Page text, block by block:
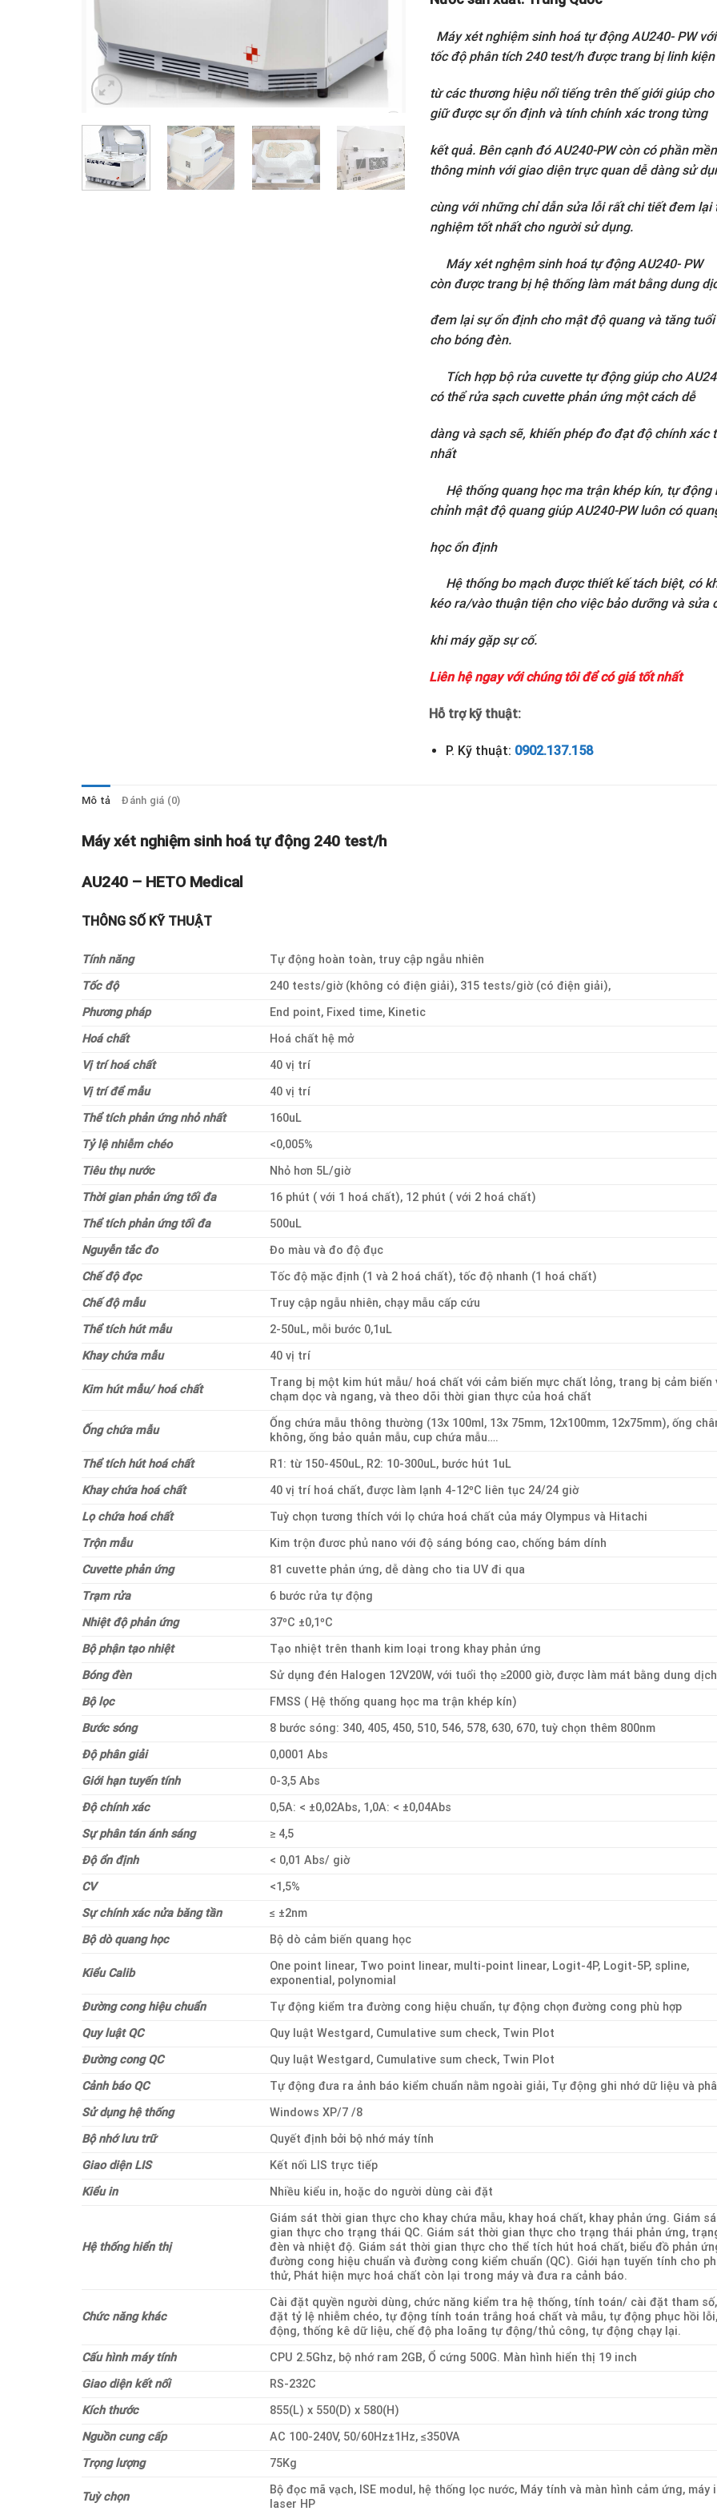
Máy xét nghiệm sinh hoá tự động AU240- PW với
tốc độ phân tích 240 test/h được trang bị linh kiện
từ các thương hiệu nổi tiếng trên thế giới giúp cho
giữ được sự ổn định và tính chính xác trong từng
kết quả. Bên cạnh đó AU240-PW còn có phần
thông minh với giao diện trực quan dễ dàng sử
cùng với những chỉ dẫn sửa lỗi rất chi tiết đem lại
nghiệm tốt nhất cho người sử dụng.
Máy xét nghệm sinh hoá tự động AU240- PW
còn được trang bị hệ thống làm mát bằng dung
đem lại sự ổn định cho mật độ quang và tăng tuổi
cho bóng đèn.
Tích hợp bộ rửa cuvette tự động giúp cho
có thể rửa sạch cuvette phản ứng một cách dễ
dàng và sạch sẽ, khiến phép đo đạt độ chính xác
nhất
Hệ thống quang học ma trận khép kín, tự động
chỉnh mật độ quang giúp AU240-PW luôn có
học ổn định
Hệ thống bo mạch được thiết kế tách biệt, có
kéo ra/vào thuận tiện cho việc bảo dưỡng và sửa
khi máy gặp sự cố.
Liên hệ ngay với chúng tôi để có giá tốt nhất
Hỗ trợ kỹ thuật:
P. Kỹ thuật: 0902.137.158
Mô tả Đánh giá (0)
Máy xét nghiệm sinh hoá tự động 240 test/h
AU240 – HETO Medical
THÔNG SỐ KỸ THUẬT
Tính năng
Tự động hoàn toàn, truy cập ngẫu nhiên
Tốc độ
240 tests/giờ (không có điện giải), 315 tests/giờ (có điện giải),
Phương pháp
End point, Fixed time, Kinetic
Hoá chất
Hoá chất hệ mở
Vị trí hoá chất
40 vị trí
Vị trí để mẫu
40 vị trí
Thể tích phản ứng nhỏ nhất
160uL
Tỷ lệ nhiễm chéo
<0,005%
Tiêu thụ nước
Nhỏ hơn 5L/giờ
Thời gian phản ứng tối đa
16 phút ( với 1 hoá chất), 12 phút ( với 2 hoá chất)
Thể tích phản ứng tối đa
500uL
Nguyễn tắc đo
Đo màu và đo độ đục
Chế độ đọc
Tốc độ mặc định (1 và 2 hoá chất), tốc độ nhanh (1 hoá chất)
Chế độ mẫu
Truy cập ngẫu nhiên, chạy mẫu cấp cứu
Thể tích hút mẫu
2-50uL, mỗi bước 0,1uL
Khay chứa mẫu
40 vị trí
Kim hút mẫu/ hoá chất
Trang bị một kim hút mẫu/ hoá chất với cảm biến mực chất lỏng, trang bị cảm biến
chạm dọc và ngang, và theo dõi thời gian thực của hoá chất
Ống chứa mẫu
Ống chứa mẫu thông thường (13x 100ml, 13x 75mm, 12x100mm, 12x75mm), ống
không, ống bảo quản mẫu, cup chứa mẫu….
Thể tích hút hoá chất
R1: từ 150-450uL, R2: 10-300uL, bước hút 1uL
Khay chứa hoá chất
40 vị trí hoá chất, được làm lạnh 4-12⁰C liên tục 24/24 giờ
Lọ chứa hoá chất
Tuỳ chọn tương thích với lọ chứa hoá chất của máy Olympus và Hitachi
Trộn mẫu
Kim trộn đươc phủ nano với độ sáng bóng cao, chống bám dính
Cuvette phản ứng
81 cuvette phản ứng, dễ dàng cho tia UV đi qua
Trạm rửa
6 bước rửa tự động
Nhiệt độ phản ứng
37⁰C ±0,1⁰C
Bộ phận tạo nhiệt
Tạo nhiệt trên thanh kim loại trong khay phản ứng
Bóng đèn
Sử dụng đén Halogen 12V20W, với tuổi thọ ≥2000 giờ, được làm mát bằng dung dịch
Bộ lọc
FMSS ( Hệ thống quang học ma trận khép kín)
Bước sóng
8 bước sóng: 340, 405, 450, 510, 546, 578, 630, 670, tuỳ chọn thêm 800nm
Độ phân giải
0,0001 Abs
Giới hạn tuyến tính
0-3,5 Abs
Độ chính xác
0,5A: < ±0,02Abs, 1,0A: < ±0,04Abs
Sự phân tán ánh sáng
≥ 4,5
Độ ổn định
< 0,01 Abs/ giờ
CV
<1,5%
Sự chính xác nửa băng tần
≤ ±2nm
Bộ dò quang học
Bộ dò cảm biến quang học
Kiểu Calib
One point linear, Two point linear, multi-point linear, Logit-4P, Logit-5P, spline,
exponential, polynomial
Đường cong hiệu chuẩn
Tự động kiểm tra đường cong hiệu chuẩn, tự động chọn đường cong phù hợp
Quy luật QC
Quy luật Westgard, Cumulative sum check, Twin Plot
Đường cong QC
Quy luật Westgard, Cumulative sum check, Twin Plot
Cảnh báo QC
Tự động đưa ra ảnh báo kiểm chuẩn nằm ngoài giải, Tự động ghi nhớ dữ liệu và
Sử dụng hệ thống
Windows XP/7 /8
Bộ nhớ lưu trữ
Quyết định bởi bộ nhớ máy tính
Giao diện LIS
Kết nối LIS trực tiếp
Kiểu in
Nhiều kiểu in, hoặc do người dùng cài đặt
Hệ thống hiển thị
Giám sát thời gian thực cho khay chứa mẫu, khay hoá chất, khay phản ứng. Giám
gian thực cho trạng thái QC. Giám sát thời gian thực cho trạng thái phản ứng,
đèn và nhiệt độ. Giám sát thời gian thực cho thể tích hút hoá chất, biểu đồ phản
đường cong hiệu chuẩn và đường cong kiểm chuẩn (QC). Giới hạn tuyến tính cho
thử, Phát hiện mực hoá chất còn lại trong máy và đưa ra cảnh báo.
Chức năng khác
Cài đặt quyền người dùng, chức năng kiểm tra hệ thống, tính toán/ cài đặt tham
đặt tỷ lệ nhiễm chéo, tự động tính toán trắng hoá chất và mẫu, tự động phục hồi
động, thống kê dữ liệu, chế độ pha loãng tự động/thủ công, tự động chạy lại.
Cấu hình máy tính
CPU 2.5Ghz, bộ nhớ ram 2GB, Ổ cứng 500G. Màn hình hiển thị 19 inch
Giao diện kết nối
RS-232C
Kích thước
855(L) x 550(D) x 580(H)
Nguồn cung cấp
AC 100-240V, 50/60Hz±1Hz, ≤350VA
Trọng lượng
75Kg
Tuỳ chọn
Bộ đọc mã vạch, ISE modul, hệ thống lọc nước, Máy tính và màn hình cảm ứng, máy
laser HP